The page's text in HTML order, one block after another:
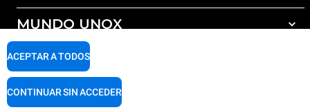
Todos los accesorios
Detergentes para lavado automático
Detergentes para lavado manual
Tratamiento de agua con filtros de resina
MUNDO UNOX
Nuestras sedes en el mundo
SOPORTE
Garantía Unox
ACEPTAR A TODOS
CONTINUAR SIN ACCEDER